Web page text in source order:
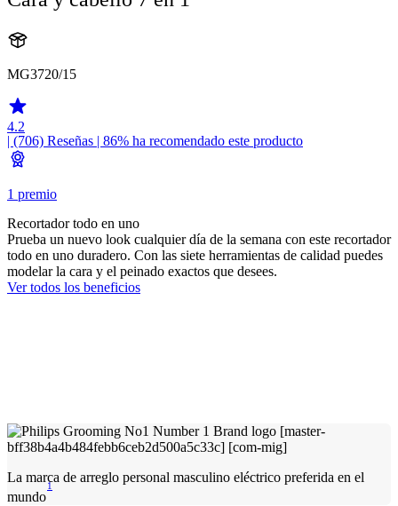
MG3720/15
4.2
| (706) Reseñas | 86% ha recomendado este producto
1 premio
Recortador todo en uno
Prueba un nuevo look cualquier día de la semana con este recortador
todo en uno duradero. Con las siete herramientas de calidad puedes
modelar la cara y el peinado exactos que desees.
Ver todos los beneficios
La marca de arreglo personal masculino eléctrico preferida en el
mundo
1